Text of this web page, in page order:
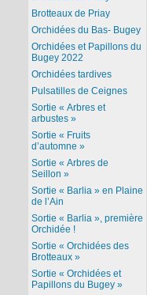
Brotteaux de Priay
Orchidées du Bas- Bugey
Orchidées et Papillons du
Bugey 2022
Orchidées tardives
Pulsatilles de Ceignes
Sortie « Arbres et
arbustes »
Sortie « Fruits
d’automne »
Sortie « Arbres de
Seillon »
Sortie « Barlia » en Plaine
de l’Ain
Sortie « Barlia », première
Orchidée !
Sortie « Orchidées des
Brotteaux »
Sortie « Orchidées et
Papillons du Bugey »